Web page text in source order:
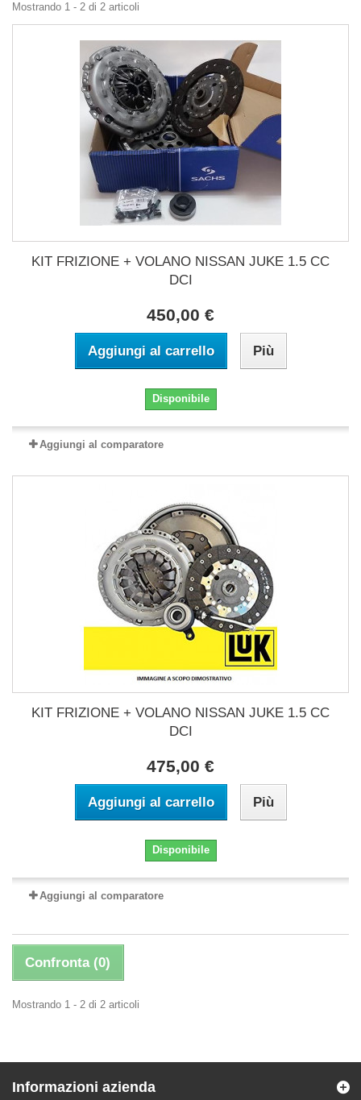
Mostrando 1 - 2 di 2 articoli
KIT FRIZIONE + VOLANO NISSAN JUKE 1.5 CC
DCI
450,00 €
Aggiungi al carrello Più
Disponibile
Aggiungi al comparatore
KIT FRIZIONE + VOLANO NISSAN JUKE 1.5 CC
DCI
475,00 €
Aggiungi al carrello Più
Disponibile
Aggiungi al comparatore
Confronta (0)
Mostrando 1 - 2 di 2 articoli
Informazioni azienda